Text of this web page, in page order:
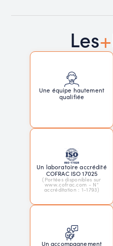
Les+
Une équipe hautement
qualifiée
Un laboratoire accrédité
COFRAC ISO 17025
(Portées disponibles sur
www.cofrac.com - N°
accréditation : 1-1793)
Un accompagnement